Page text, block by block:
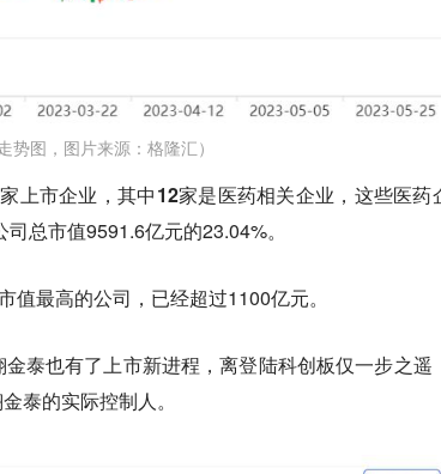
势图，图片来源：格隆汇）
上市企业，其中12家是医药相关企业 ，这些医药
总市值9591.6亿元的23.04%。
最高的公司，已经超过1100亿元。
泰也有了上市新进程，离登陆科创板仅一步之遥
泰的实际控制人。